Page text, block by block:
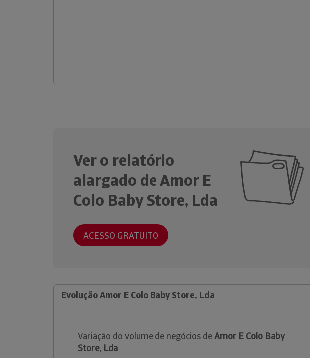
Ver o relatório
alargado de Amor E
Colo Baby Store, Lda
ACESSO GRATUITO
Evolução Amor E Colo Baby Store, Lda
Variação do volume de negócios deAmor E Colo Baby
Store, Lda